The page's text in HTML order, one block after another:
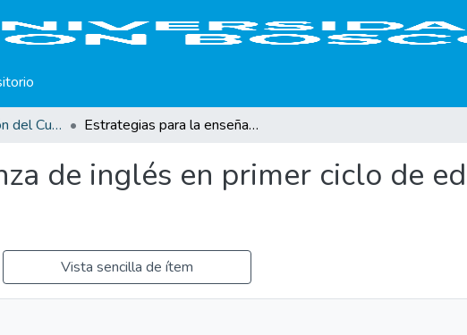
Maestría en Gestión del Curriculum, Didáctica y Evaluación por Competencias Estrategias para la enseñanza de inglés en primer ciclo de educación básica.
de inglés en primer ciclo de
Vista sencilla de ítem